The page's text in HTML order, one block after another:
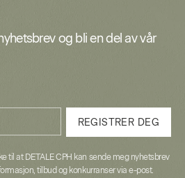
og bli en del av vår
REGISTRER DEG
til at DETALE CPH kan sende meg nyhetsbrev
tilbud og konkurranser via e-post.